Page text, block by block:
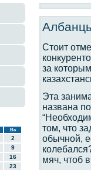
Вс
2
9
16
23
Стоит
за
Эта
названа
том, что
обычной,
мяч, чтоб